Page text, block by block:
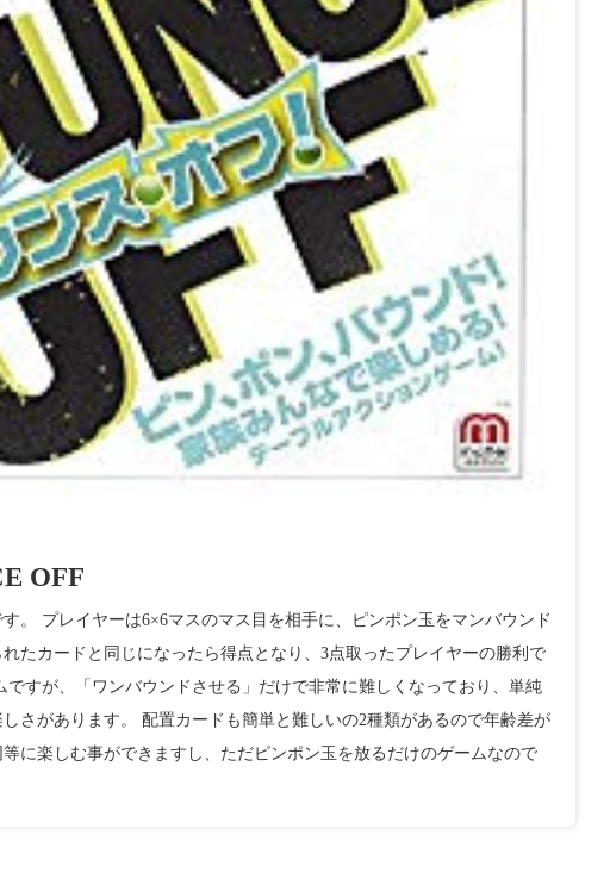
OFF
。 プレイヤーは6×6マスのマス目を相手に、ピンポン玉をマンバウンド
たカードと同じになったら得点となり、3点取ったプレイヤーの勝利で
すが、「ワンバウンドさせる」だけで非常に難しくなっており、単純
さがあります。 配置カードも簡単と難しいの2種類があるので年齢差が
に楽しむ事ができますし、ただピンポン玉を放るだけのゲームなので